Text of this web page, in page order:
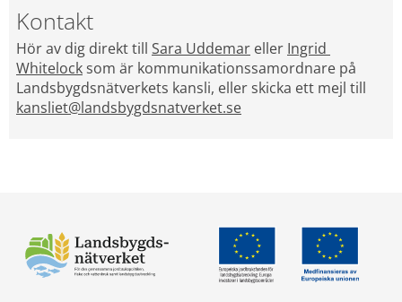
Kontakt
Hör av dig direkt till Sara Uddemar eller Ingrid
Whitelock som är kommunikationssamordnare på
kansliet@landsbygdsnatverket.se